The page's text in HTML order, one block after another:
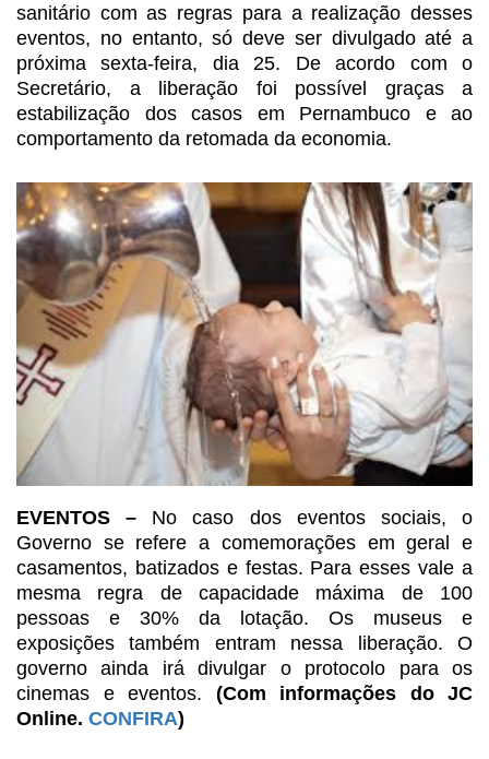
sanitário com as regras para a realização desses
eventos, no entanto, só deve ser divulgado até a
próxima sexta-feira, dia 25. De acordo com o
Secretário, a liberação foi possível graças a
estabilização dos casos em Pernambuco e ao
comportamento da retomada da economia.
EVENTOS – No caso dos eventos sociais, o
Governo serefere a comemorações em geral e
casamentos, batizados e festas. Para esses vale a
mesma regra de capacidade máxima de 100
pessoas e 30% da lotação. Os museus e
exposições também entram nessa liberação. O
governo ainda irá divulgar o protocolo para os
cinemas e eventos. (Com informações do JC
Online. CONFIRA)